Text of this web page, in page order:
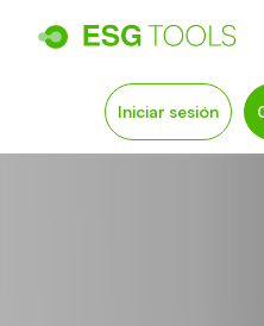
Iniciar sesión